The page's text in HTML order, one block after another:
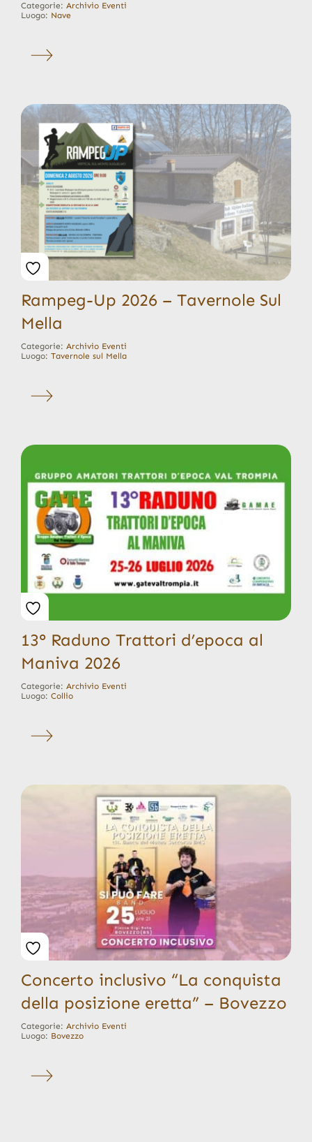
Categorie: Archivio Eventi
Luogo: Nave
Rampeg-Up 2026 – Tavernole Sul
Mella
Categorie: Archivio Eventi
Luogo: Tavernole sul Mella
13° Raduno Trattori d’epoca al
Maniva 2026
Categorie: Archivio Eventi
Luogo: Collio
Concerto inclusivo “La conquista
della posizione eretta” – Bovezzo
Categorie: Archivio Eventi
Luogo: Bovezzo